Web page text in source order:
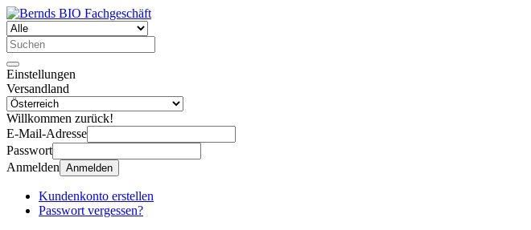
Einstellungen
Versandland
Willkommen zurück!
E-Mail-Adresse
Passwort
Anmelden Anmelden
Kundenkonto erstellen
Passwort vergessen?